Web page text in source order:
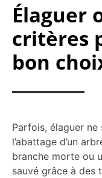
Élaguer
critères
bon
Parfois, élaguer
l’abattage d’un
branche morte ou
sauvé grâce à des